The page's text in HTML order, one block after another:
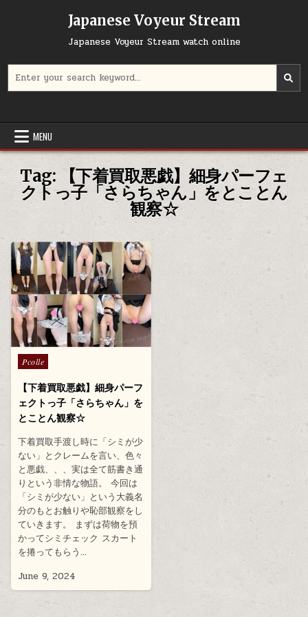
Japanese Voyeur Stream
Japanese Voyeur Stream watch online
for:
MENU
Tag: 【下着買取悪戯】細身パーフェ
クトっ子「さらちゃん」をとことん
観察☆
Posted
in
Pcolle
【下着買取悪戯】細身パーフ
ェクトっ子「さらちゃん」を
とことん観察☆
下着買取手渡し時に「シミが少
ない」とクレームを言い、色々
と悪戯、、、実は全て筋書き通
りという非情な物語。 今回は
「シミが少ない」という大義名
分のもとお触りや恥部観察をし
ていきます。 まずは荷物を預
かってシミチェック スカート
を捲ってもらう…
June 9, 2024